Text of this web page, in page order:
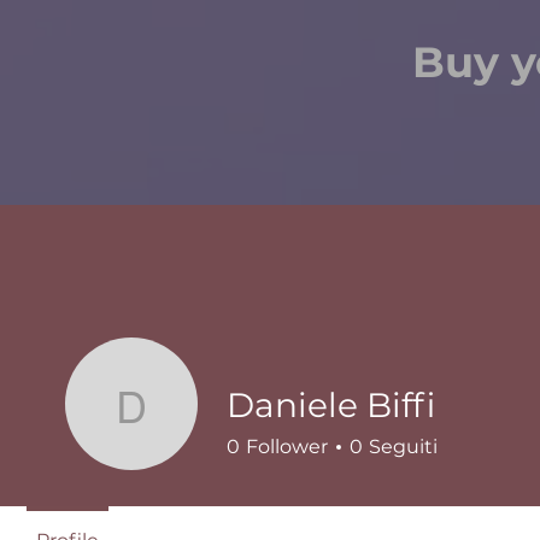
Buy
Profilo
Daniele Biffi
Daniele Biffi
0 Follower 0 Seguiti